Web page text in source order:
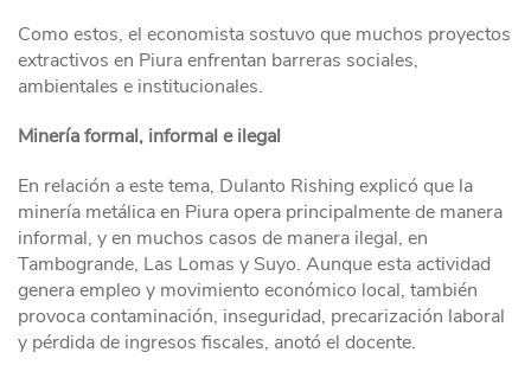
Como estos, el economista sostuvo que muchos proyectos
extractivos en Piura enfrentan barreras sociales,
ambientales e institucionales.
Minería formal, informal e ilegal
En relación a este tema, Dulanto Rishing explicó que la
minería metálica en Piura opera principalmente de manera
informal, y en muchos casos de manera ilegal, en
Tambogrande, Las Lomas y Suyo. Aunque esta actividad
genera empleo y movimiento económico local, también
provoca contaminación, inseguridad, precarización laboral
y pérdida de ingresos fiscales, anotó el docente.